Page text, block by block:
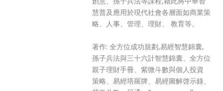
慧普及應用於現代社會各層面如商業策
略、人事、管理、理財、 教育等。
著作: 全方位成功規劃,易經智慧錦囊,
孫子兵法與三十六計智慧錦囊、全方位
親子理財手冊、紫微斗數與個人投資
策略、易經塔羅牌、易經圖解啓示錄、